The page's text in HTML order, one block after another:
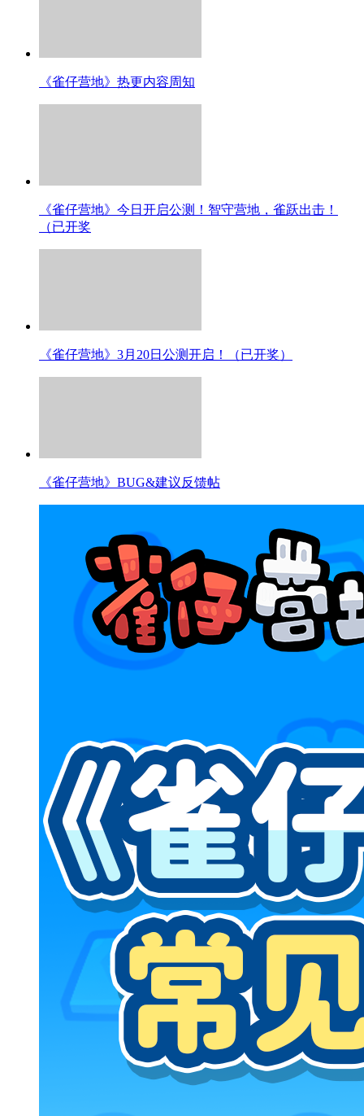
《雀仔营地》热更内容周知
《雀仔营地》今日开启公测！智守营地，雀跃出击！
（已开奖
《雀仔营地》3月20日公测开启！（已开奖）
《雀仔营地》BUG&建议反馈帖